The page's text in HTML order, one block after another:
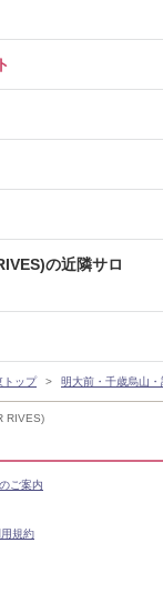
RIVES)
の近隣サロ
トップ 明大前・千歳烏山
ご案内
規約